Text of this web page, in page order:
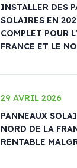
INSTALLER DES
SOLAIRES EN
COMPLET POUR
FRANCE ET LE
29 AVRIL 2026
PANNEAUX
NORD DE LA
RENTABLE